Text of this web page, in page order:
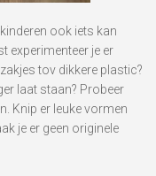
ook iets kan
experimenteer je er
tov dikkere plastic?
laat staan? Probeer
Knip er leuke vormen
je er geen originele